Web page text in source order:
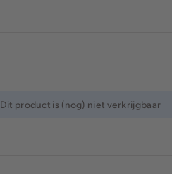
Dit product is (nog) niet verkrijgbaar